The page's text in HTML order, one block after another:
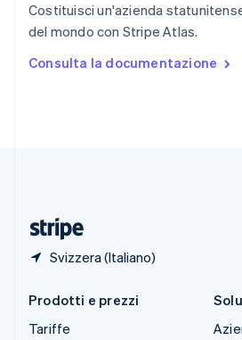
Costituisci un'azienda
del mondo con Stripe Atlas.
Consulta la documentazione
Svizzera (Italiano)
Spagna
Español English
English Español简体中文
Prodotti e prezzi
Tariffe